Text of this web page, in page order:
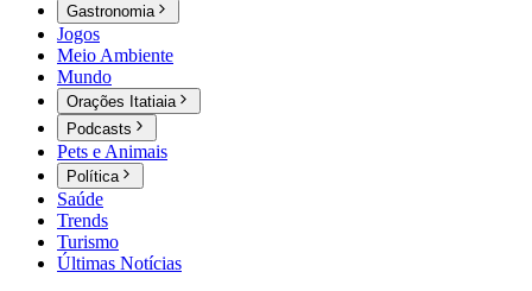
Gastronomia
Jogos
Meio Ambiente
Mundo
Orações Itatiaia
Podcasts
Pets e Animais
Política
Saúde
Trends
Turismo
Últimas Notícias